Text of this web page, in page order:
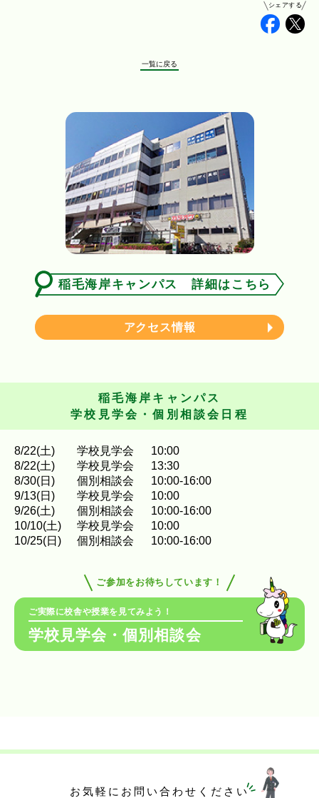
シェアする
一覧に戻る
稲毛海岸キャンパス 詳細はこちら
アクセス情報
稲毛海岸キャンパス
学校見学会・個別相談会日程
8/22(土) 学校見学会
10:00
8/22(土) 学校見学会
13:30
8/30(日) 個別相談会
10:00-16:00
9/13(日) 学校見学会
10:00
9/26(土) 個別相談会
10:00-16:00
10/10(土) 学校見学会
10:00
10/25(日) 個別相談会 10:00-16:00
ご参加をお待ちしています！
ご実際に校舎や授業を見てみよう！
学校見学会・個別相談会
お気軽にお問い合わせください